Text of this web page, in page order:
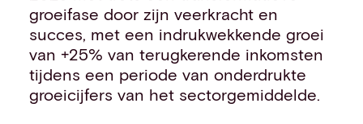
groeifase door zijn veerkracht en
succes, met een indrukwekkende groei
van +25% van terugkerende inkomsten
tijdens een periode van onderdrukte
groeicijfers van het sectorgemiddelde.